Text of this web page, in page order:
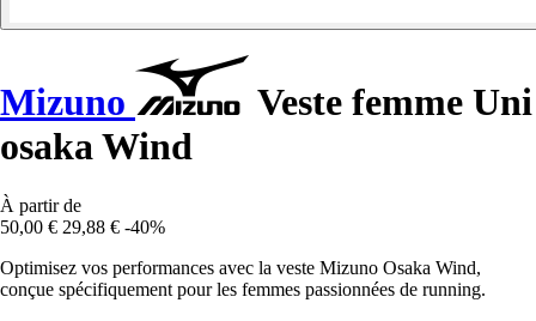
Mizuno
Veste femme Uni
osaka Wind
À partir de
50,00 € 29,88 € -40%
Optimisez vos performances avec la veste Mizuno Osaka Wind,
conçue spécifiquement pour les femmes passionnées de running.